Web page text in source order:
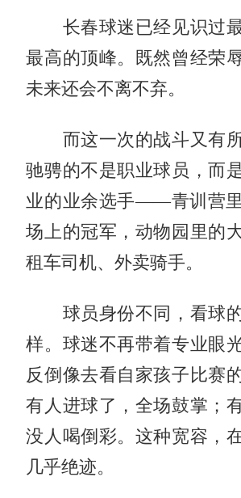
长春球迷已经见识过最
最高的顶峰。既然曾经荣
未来还会不离不弃。
而这一次的战斗又有所
驰骋的不是职业球员，而
业的业余选手——青训营
场上的冠军，动物园里的
租车司机、外卖骑手。
球员身份不同，看球的
样。球迷不再带着专业眼
反倒像去看自家孩子比赛
有人进球了，全场鼓掌；
没人喝倒彩。这种宽容，
几乎绝迹。